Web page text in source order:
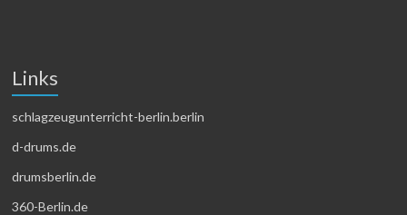
Links
schlagzeugunterricht-berlin.berlin
d-drums.de
drumsberlin.de
360-Berlin.de